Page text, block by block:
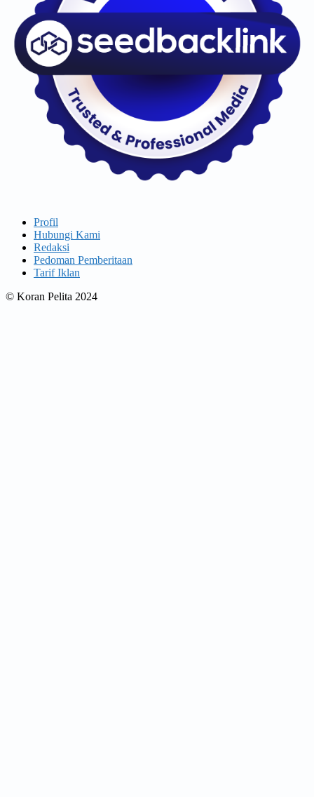
Profil
Hubungi Kami
Redaksi
Pedoman Pemberitaan
Tarif Iklan
© Koran Pelita 2024